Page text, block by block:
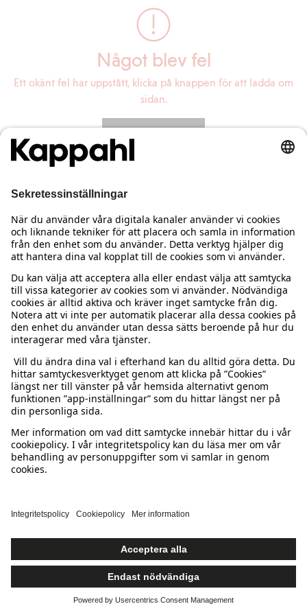
Något blev fel
Ett okänt fel har uppstått, klicka på knappen för att ladda om
sidan.